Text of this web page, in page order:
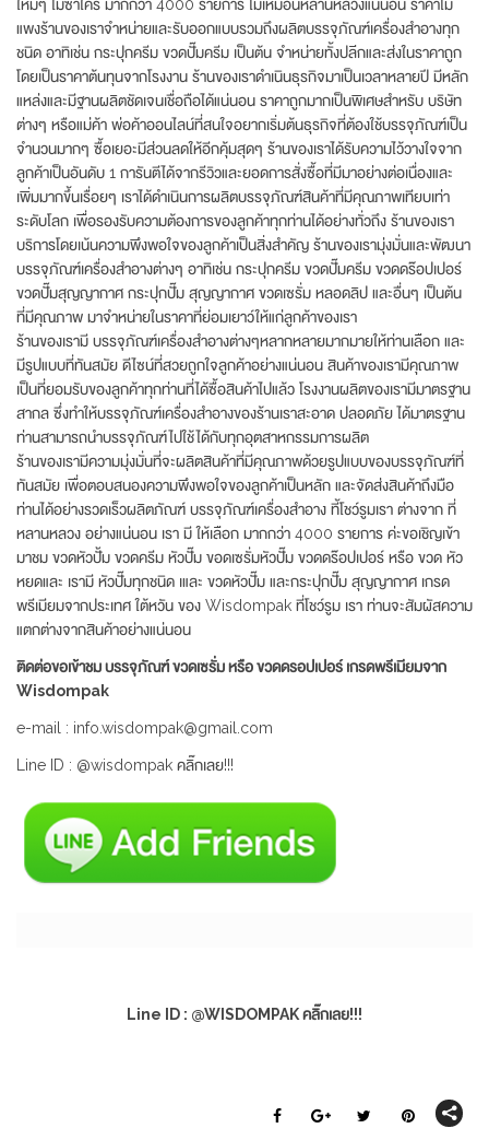
ใหม่ๆ ไม่ซ้ำใคร มากกว่า 4000 รายการ ไม่เหมือนหลานหลวงแน่นอน ราคาไม่
แพงร้านของเราจำหน่ายและรับออกแบบรวมถึงผลิตบรรจุภัณฑ์เครื่องสำอางทุก
ชนิด อาทิเช่น กระปุกครีม ขวดปั๊มครีม เป็นต้น จำหน่ายทั้งปลีกและส่งในราคาถูก
โดยเป็นราคาต้นทุนจากโรงงาน ร้านของเราดำเนินธุรกิจมาเป็นเวลาหลายปี มีหลัก
แหล่งและมีฐานผลิตชัดเจนเชื่อถือได้แน่นอน ราคาถูกมากเป็นพิเศษสำหรับ บริษัท
ต่างๆ หรือแม่ค้า พ่อค้าออนไลน์ที่สนใจอยากเริ่มต้นธุรกิจที่ต้องใช้บรรจุภัณฑ์เป็น
จำนวนมากๆ ซื้อเยอะมีส่วนลดให้อีกคุ้มสุดๆ ร้านของเราได้รับความไว้วางใจจาก
ลูกค้าเป็นอันดับ 1 การันตีได้จากรีวิวและยอดการสั่งซื้อที่มีมาอย่างต่อเนื่องและ
เพิ่มมากขึ้นเรื่อยๆ เราได้ดำเนินการผลิตบรรจุภัณฑ์สินค้าที่มีคุณภาพเทียบเท่า
ระดับโลก เพื่อรองรับความต้องการของลูกค้าทุกท่านได้อย่างทั่วถึง ร้านของเรา
บริการโดยเน้นความพึงพอใจของลูกค้าเป็นสิ่งสำคัญ ร้านของเรามุ่งมั่นและพัฒนา
บรรจุภัณฑ์เครื่องสำอางต่างๆ อาทิเช่น กระปุกครีม ขวดปั๊มครีม ขวดดร๊อปเปอร์
ขวดปั๊มสุญญากาศ กระปุกปั๊ม สุญญากาศ ขวดเซรั่ม หลอดลิป และอื่นๆ เป็นต้น
ที่มีคุณภาพ มาจำหน่ายในราคาที่ย่อมเยาว์ให้แก่ลูกค้าของเรา
ร้านของเรามี บรรจุภัณฑ์เครื่องสำอางต่างๆหลากหลายมากมายให้ท่านเลือก และ
มีรูปแบบที่ทันสมัย ดีไซน์ที่สวยถูกใจลูกค้าอย่างแน่นอน สินค้าของเรามีคุณภาพ
เป็นที่ยอมรับของลูกค้าทุกท่านที่ได้ซื้อสินค้าไปแล้ว โรงงานผลิตของเรามีมาตรฐาน
สากล ซึ่งทำให้บรรจุภัณฑ์เครื่องสำอางของร้านเราสะอาด ปลอดภัย ได้มาตรฐาน
ท่านสามารถนำบรรจุภัณฑ์ไปใช้ได้กับทุกอุตสาหกรรมการผลิต
ร้านของเรามีความมุ่งมั่นที่จะผลิตสินค้าที่มีคุณภาพด้วยรูปแบบของบรรจุภัณฑ์ที่
ทันสมัย เพื่อตอบสนองความพึงพอใจของลูกค้าเป็นหลัก และจัดส่งสินค้าถึงมือ
ท่านได้อย่างรวดเร็วผลิตภัณฑ์ บรรจุภัณฑ์เครื่องสำอาง ที้โชว์รูมเรา ต่างจาก ที่
หลานหลวง อย่างแน่นอน เรา มี ให้เลือก มากกว่า 4000 รายการ ค่ะขอเชิญเข้า
มาชม ขวดหัวปั้ม ขวดครีม หัวปั๊ม ขอดเซรั่มหัวปั๊ม ขวดดร๊อปเปอร์ หรือ ขวด หัว
หยดและ เรามี หัวปั๊มทุกชนิด เและ ขวดหัวปั๊ม และกระปุกปั๊ม สุญญากาศ เกรด
พรีเมียมจากประเทศ ใต้หวัน ของ Wisdompak ที่โชว์รูม เรา ท่านจะสัมผัสความ
แตกต่างจากสินค้าอย่างแน่นอน
ติดต่อขอเข้าชม บรรจุภัณฑ์ ขวดเซรั่ม หรือ ขวดดรอปเปอร์ เกรดพรีเมียมจาก
Wisdompak
e-mail : info.wisdompak@gmail.com
Line ID : @wisdompak คลิ๊กเลย!!!
Line ID : @WISDOMPAK คลิ๊กเลย!!!